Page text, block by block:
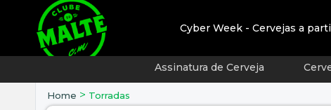
Cyber Week - Cervejas a
Assinatura de Cerveja
Home > Torradas